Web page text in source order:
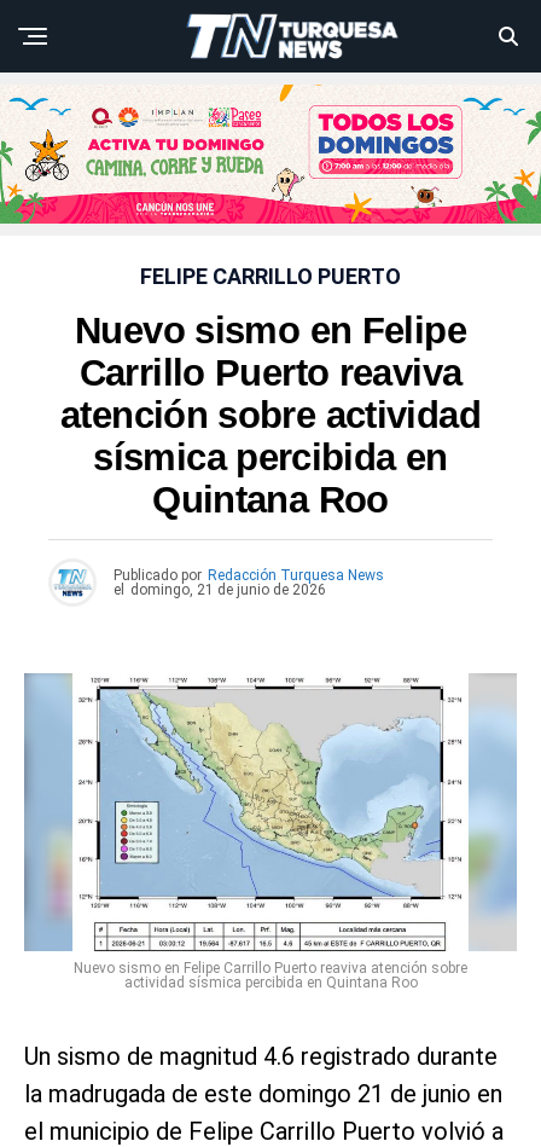
FELIPE CARRILLO PUERTO
Nuevo sismo en Felipe
Carrillo Puerto reaviva
atención sobre actividad
sísmica percibida en
Quintana Roo
Publicado por Redacción Turquesa News
el
domingo, 21 de junio de 2026
Nuevo sismo en Felipe Carrillo Puerto reaviva atención sobre
actividad sísmica percibida en Quintana Roo
Un sismo de magnitud 4.6 registrado durante
la madrugada de este domingo 21 de junio en
el municipio de Felipe Carrillo Puerto volvió a